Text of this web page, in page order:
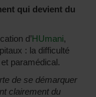
qui devient du
d’HUmani,
: la difficulté
paramédical.
de se démarquer
clairement du